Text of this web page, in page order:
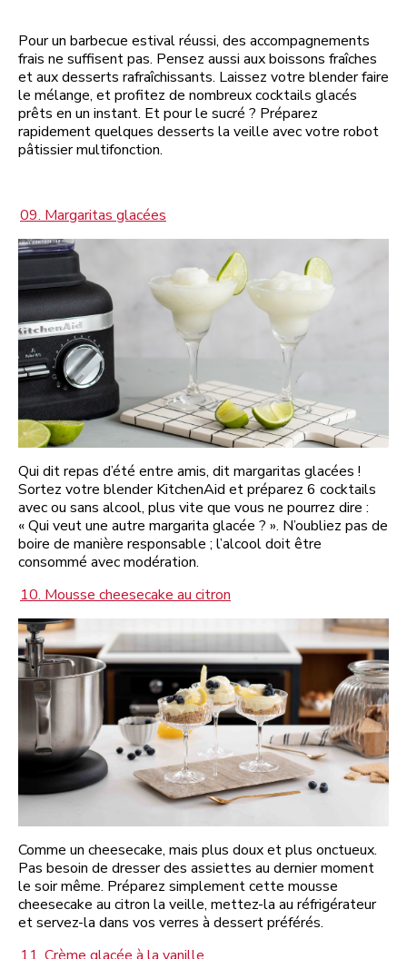
Pour un barbecue estival réussi, des accompagnements
frais ne suffisent pas. Pensez aussi aux boissons fraîches
et aux desserts rafraîchissants. Laissez votre blender faire
le mélange, et profitez de nombreux cocktails glacés
prêts en un instant. Et pour le sucré ? Préparez
rapidement quelques desserts la veille avec votre robot
pâtissier multifonction.
09. Margaritas glacées
Qui dit repas d’été entre amis, dit margaritas glacées !
Sortez votre blender KitchenAid et préparez 6 cocktails
avec ou sans alcool, plus vite que vous ne pourrez dire :
« Qui veut une autre margarita glacée ? ». N’oubliez pas de
boire de manière responsable ; l’alcool doit être
consommé avec modération.
10. Mousse cheesecake au citron
Comme un cheesecake, mais plus doux et plus onctueux.
Pas besoin de dresser des assiettes au dernier moment
le soir même. Préparez simplement cette mousse
cheesecake au citron la veille, mettez-la au réfrigérateur
et servez-la dans vos verres à dessert préférés.